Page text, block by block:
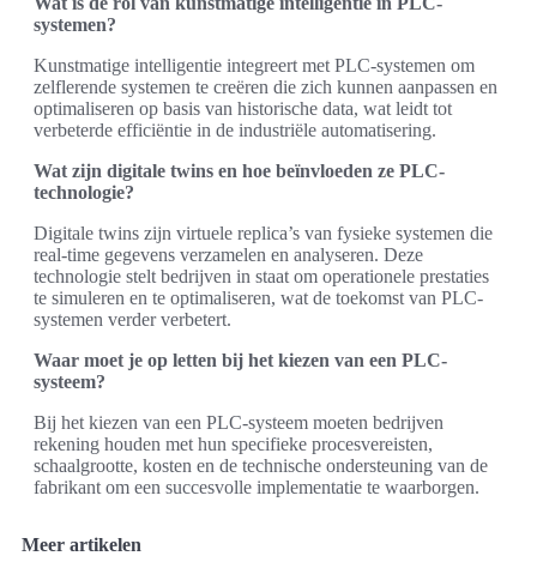
systemen?
Kunstmatige intelligentie integreert met PLC-systemen om
zelflerende systemen te creëren die zich kunnen aanpassen en
optimaliseren op basis van historische data, wat leidt tot
verbeterde efficiëntie in de industriële automatisering.
Wat zijn digitale twins en hoe beïnvloeden ze PLC-
technologie?
Digitale twins zijn virtuele replica’s van fysieke systemen die
real-time gegevens verzamelen en analyseren. Deze
technologie stelt bedrijven in staat om operationele prestaties
te simuleren en te optimaliseren, wat de toekomst van PLC-
systemen verder verbetert.
Waar moet je op letten bij het kiezen van een PLC-
systeem?
Bij het kiezen van een PLC-systeem moeten bedrijven
rekening houden met hun specifieke procesvereisten,
schaalgrootte, kosten en de technische ondersteuning van de
fabrikant om een succesvolle implementatie te waarborgen.
Meer artikelen